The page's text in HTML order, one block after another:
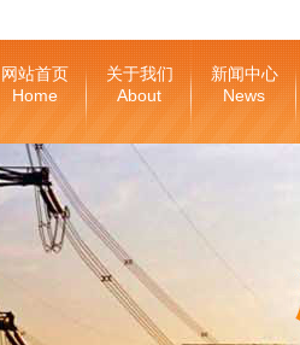
网站首页
Home
关于我们
About
新闻中心
News